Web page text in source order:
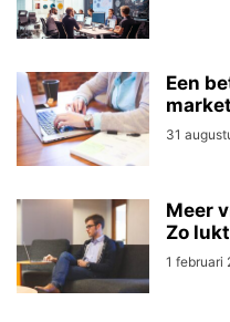
Een
31
Meer
Zo
1 februari